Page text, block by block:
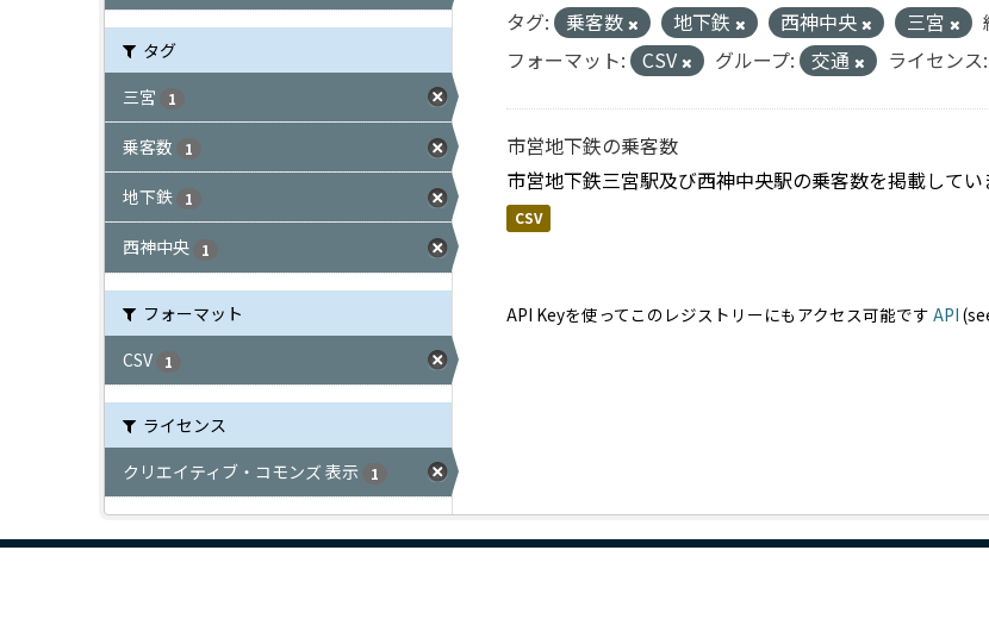
タグ
三宮
1
乗客数 1
地下鉄 1
西神中央 1
フォーマット
CSV
1
ライセンス
クリエイティブ・コモンズ 表示
1
タグ: 乗客数 地下鉄 西神中央 三宮
フォーマット:
CSV グループ: 交通 ライセンス:
市営地下鉄の乗客数
市営地下鉄三宮駅及び西神中央駅の乗客数を掲載して
CSV
API Keyを使ってこのレジストリーにもアクセス可能です API